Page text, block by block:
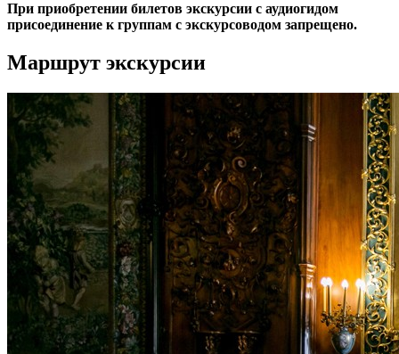
При приобретении билетов экскурсии с аудиогидом
присоединение к группам с экскурсоводом запрещено.
Маршрут экскурсии